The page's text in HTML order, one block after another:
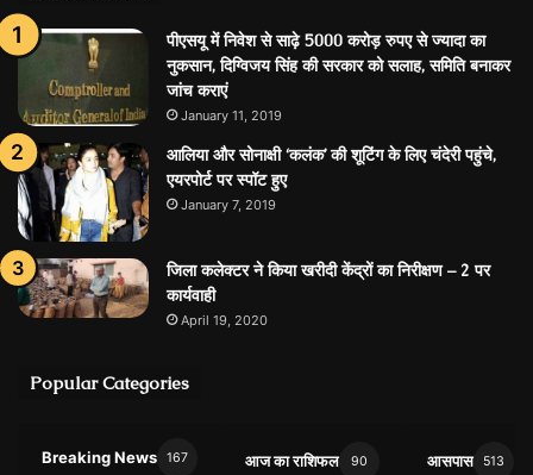
पीएसयू में निवेश से साढ़े 5000 करोड़ रुपए से ज्यादा का
नुकसान, दिग्विजय सिंह की सरकार को सलाह, समिति बनाकर
जांच कराएं
January 11, 2019
आलिया और सोनाक्षी ‘कलंक’ की शूटिंग के लिए चंदेरी पहुंचे,
एयरपोर्ट पर स्पॉट हुए
January 7, 2019
जिला कलेक्टर ने किया खरीदी केंद्रों का निरीक्षण – 2 पर
कार्यवाही
April 19, 2020
Popular Categories
Breaking News 167 आज का राशिफल 90 आसपास 513